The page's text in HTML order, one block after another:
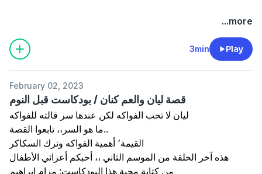
...more
3min Play
February 02, 2023
قصة ليان والعم كنان / بودكاست قبل النوم
ليان لا تحب الفواكه لكن عندها سر قالته للفواكه
ما هو السر،، تابعوا القصة..
القيمة٬ أهمية الفواكه وترك السكاكر
هذه آخر الحلقة من الموسم الثاني ،، أحبكم أعزائي الأطفال
من كتابة محبة هذا البودكاست: مرام ابراهيم